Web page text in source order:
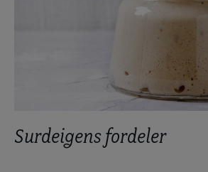
Surdeigens fordeler